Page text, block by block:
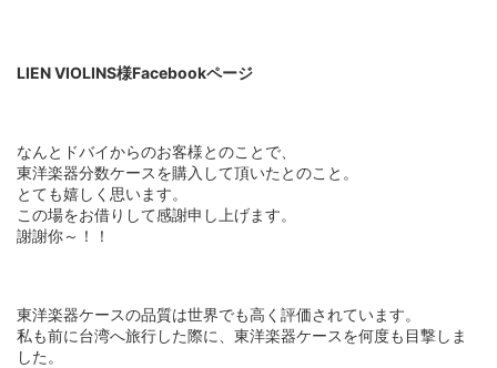
LIEN VIOLINS様Facebookページ
なんとドバイからのお客様とのことで、
東洋楽器分数ケースを購入して頂いたとのこと。
とても嬉しく思います。
この場をお借りして感謝申し上げます。
謝謝你～！！
東洋楽器ケースの品質は世界でも高く評価されています。
私も前に台湾へ旅行した際に、東洋楽器ケースを何度も目撃しま
した。